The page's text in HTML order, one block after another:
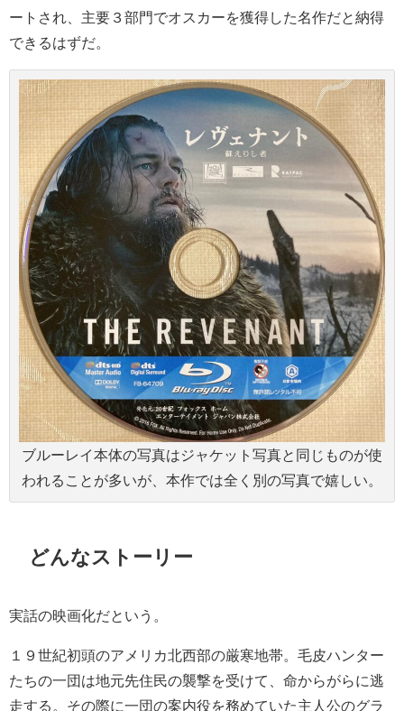
ートされ、主要３部門でオスカーを獲得した名作だと納得
できるはずだ。
ブルーレイ本体の写真はジャケット写真と同じものが使
われることが多いが、本作では全く別の写真で嬉しい。
どんなストーリー
実話の映画化だという。
１９世紀初頭のアメリカ北西部の厳寒地帯。毛皮ハンター
たちの一団は地元先住民の襲撃を受けて、命からがらに逃
走する。その際に一団の案内役を務めていた主人公のグラ